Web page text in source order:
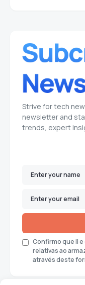
Strive for tech
newsletter and
trends, expert
Confirmo que li
relativas ao
através deste